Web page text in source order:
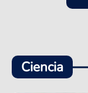
Ciencia